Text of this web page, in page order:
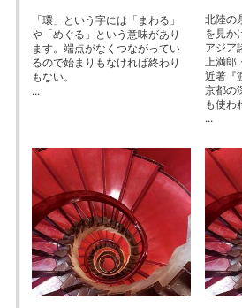
「環」という字には「まわる」
や「めぐる」という意味があり
ます。端点がなくつながってい
るので始まりもなければ終わり
もない。
...
北陸の
を見か
アジア
上満
近著『
京都の
も使わ
...